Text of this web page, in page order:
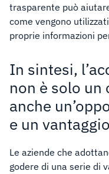
trasparente può
come vengono
proprie informazioni
In sintesi,
non è solo un
anche
e un
Le aziende che
godere di una serie di